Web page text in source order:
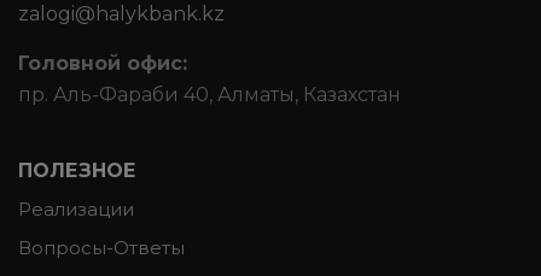
zalogi@halykbank.kz
Головной офис:
пр. Аль-Фараби 40, Алматы, Казахстан
ПОЛЕЗНОЕ
Реализации
Вопросы-Ответы